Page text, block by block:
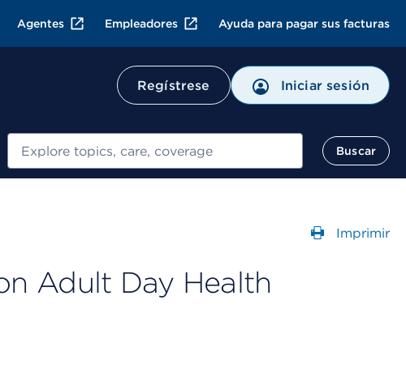
Agentes Empleadores Ayuda para pagar sus facturas
Regístrese Iniciar sesión
Buscar
Buscar
Imprimir
Adult Day Health